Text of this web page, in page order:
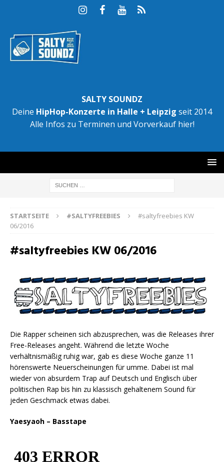
SALTY SOUNDZ
Deine HipHop-Konzerte in Halle + Leipzig seit 2014
Alle Infos zu Terminen und Vorverkauf hier!
STARTSEITE #SALTYFREEBIES
#saltyfreebies KW
06/2016
#saltyfreebies KW 06/2016
Die Rapper scheinen sich abzusprechen, was die Releases ihrer
Free-Releases angeht. Während die letzte Woche
verhältnismäßig ruhig war, gab es diese Woche ganze 11
hörenswerte Neuerscheinungen für umme. Dabei ist mal
wieder von absurdem Trap auf Deutsch und Englisch über
politischen Rap bis hin zu klassisch gehaltenem Sound für
jeden Geschmack etwas dabei.
Yaesyaoh – Basstape